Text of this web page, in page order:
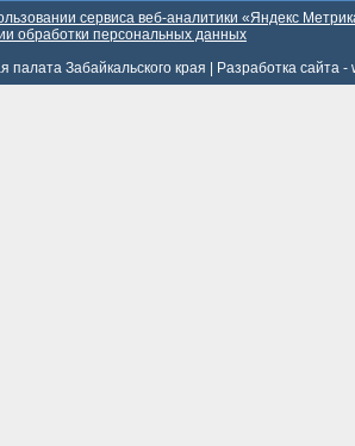
сервиса веб-аналитики «Яндекс
обработки персональных данных
Забайкальского края |
Разработка сайта -